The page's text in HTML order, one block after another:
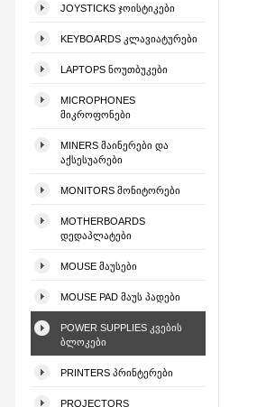
JOYSTICKS ᲯᲝᲘᲡᲢᲘᲙᲔᲑᲘ
KEYBOARDS ᲙᲚᲐᲕᲘᲐᲢᲣᲠᲔᲑᲘ
LAPTOPS ᲜᲝᲣᲗᲑᲣᲙᲔᲑᲘ
MICROPHONES
ᲛᲘᲙᲠᲝᲤᲝᲜᲔᲑᲘ
MINERS ᲛᲐᲘᲜᲔᲠᲔᲑᲘ ᲓᲐ
ᲐᲥᲡᲔᲡᲣᲐᲠᲔᲑᲘ
MONITORS ᲛᲝᲜᲘᲢᲝᲠᲔᲑᲘ
MOTHERBOARDS
ᲓᲔᲓᲐᲞᲚᲐᲢᲔᲑᲘ
MOUSE ᲛᲐᲣᲡᲔᲑᲘ
MOUSE PAD ᲛᲐᲣᲡ ᲞᲐᲓᲔᲑᲘ
POWER SUPPLIES ᲙᲕᲔᲑᲘᲡ
ᲑᲚᲝᲙᲔᲑᲘ
PRINTERS ᲞᲠᲘᲜᲢᲔᲠᲔᲑᲘ
PROJECTORS